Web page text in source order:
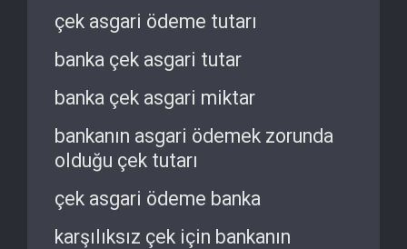
çek asgari ödeme tutarı
banka çek asgari tutar
banka çek asgari miktar
bankanın asgari ödemek zorunda
olduğu çek tutarı
çek asgari ödeme banka
karşılıksız çek için bankanın